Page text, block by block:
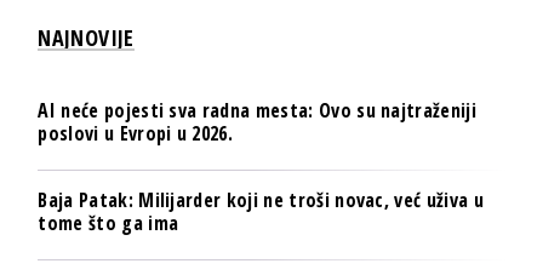
NAJNOVIJE
AI neće pojesti sva radna mesta: Ovo su najtraženiji
poslovi u Evropi u 2026.
Baja Patak: Milijarder koji ne troši novac, već uživa u
tome što ga ima